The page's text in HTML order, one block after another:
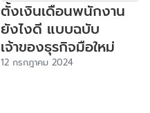
ตั้งเงินเดือนพนักงาน
ยังไงดี แบบฉบับ
เจ้าของธุรกิจมือใหม่
12 กรกฎาคม 2024